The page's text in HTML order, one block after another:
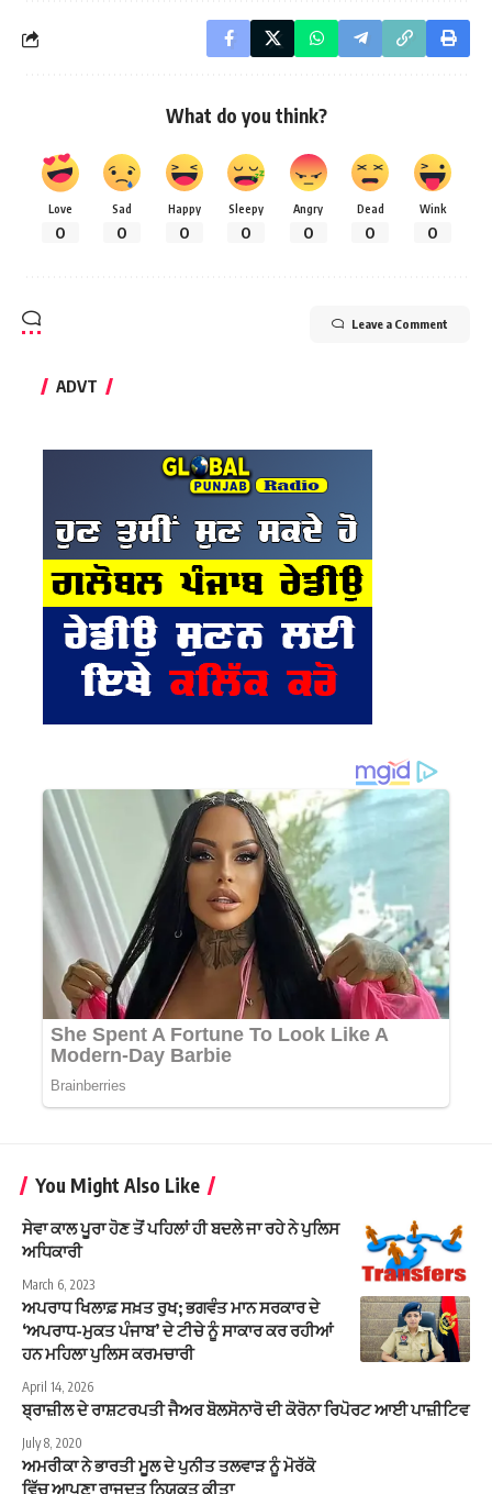
What do you think?
Love
0
Sad
0
Happy
0
Sleepy
0
Angry
0
Dead
0
Wink
0
Leave a Comment
ADVT
You Might Also Like
ਸੇਵਾ ਕਾਲ ਪੂਰਾ ਹੋਣ ਤੋਂ ਪਹਿਲਾਂ ਹੀ ਬਦਲੇ ਜਾ ਰਹੇ ਨੇ ਪੁਲਿਸ
ਅਧਿਕਾਰੀ
March 6, 2023
ਅਪਰਾਧ ਖਿਲਾਫ਼ ਸਖ਼ਤ ਰੁਖ; ਭਗਵੰਤ ਮਾਨ ਸਰਕਾਰ ਦੇ
‘ਅਪਰਾਧ-ਮੁਕਤ ਪੰਜਾਬ’ ਦੇ ਟੀਚੇ ਨੂੰ ਸਾਕਾਰ ਕਰ ਰਹੀਆਂ
ਹਨ ਮਹਿਲਾ ਪੁਲਿਸ ਕਰਮਚਾਰੀ
April 14, 2026
ਬ੍ਰਾਜ਼ੀਲ ਦੇ ਰਾਸ਼ਟਰਪਤੀ ਜੈਅਰ ਬੋਲਸੋਨਾਰੋ ਦੀ ਕੋਰੋਨਾ ਰਿਪੋਰਟ ਆਈ ਪਾਜ਼ੀਟਿਵ
July 8, 2020
ਅਮਰੀਕਾ ਨੇ ਭਾਰਤੀ ਮੂਲ ਦੇ ਪੁਨੀਤ ਤਲਵਾੜ ਨੂੰ ਮੋਰੱਕੋ
ਵਿੱਚ ਆਪਣਾ ਰਾਜਦੂਤ ਨਿਯੁਕਤ ਕੀਤਾ